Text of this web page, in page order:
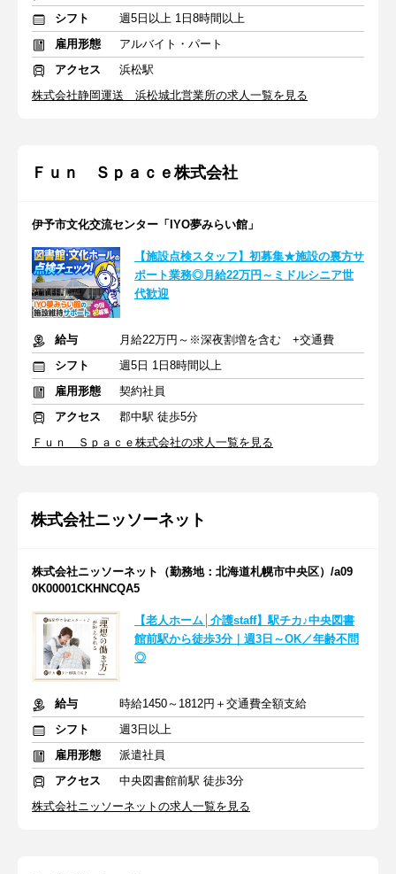
シフト
週5日以上 1日8時間以上
雇用形態
アルバイト・パート
アクセス
浜松駅
株式会社静岡運送 浜松城北営業所の求人一覧を見る
Ｆｕｎ Ｓｐａｃｅ株式会社
伊予市文化交流センター「IYO夢みらい館」
【施設点検スタッフ】初募集★施設の裏方サ
ポート業務◎月給22万円～ミドルシニア世
代歓迎
給与
月給22万円～※深夜割増を含む +交通費
シフト
週5日 1日8時間以上
雇用形態
契約社員
アクセス
郡中駅 徒歩5分
Ｆｕｎ Ｓｐａｃｅ株式会社の求人一覧を見る
株式会社ニッソーネット
株式会社ニッソーネット（勤務地：北海道札幌市中央区）/a09
0K00001CKHNCQA5
【老人ホーム│介護staff】駅チカ♪中央図書
館前駅から徒歩3分｜週3日～OK／年齢不問
◎
給与
時給1450～1812円＋交通費全額支給
シフト
週3日以上
雇用形態
派遣社員
アクセス
中央図書館前駅 徒歩3分
株式会社ニッソーネットの求人一覧を見る